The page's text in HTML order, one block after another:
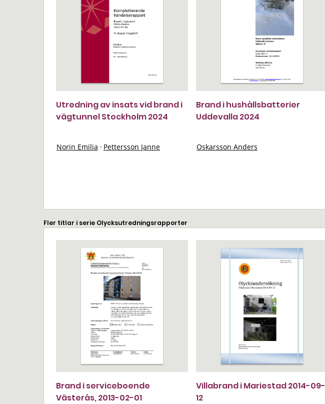
Utredning av insats vid brand i
vägtunnel Stockholm 2024
Norin Emilia · Pettersson Janne
Brand i hushållsbatterier
Uddevalla 2024
Oskarsson Anders
Fler titlar i serie Olycksutredningsrapporter
Brand i serviceboende
Västerås, 2013-02-01
Villabrand i Mariestad 2014-09-
12